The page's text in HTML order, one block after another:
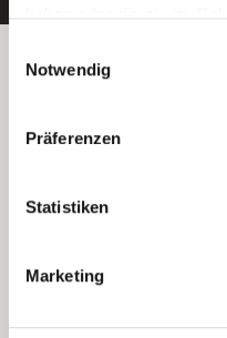
Wenn Sie auf „Cookies
Sie der Speicherung
Ihre Einwilligung
indem Sie die Cookie-
unserer
Notwendig
Präferenzen
Statistiken
Marketing
Betreiber der Webseite
Kantstraße 45a
(Ein Tochterunternehmen
e.V.)